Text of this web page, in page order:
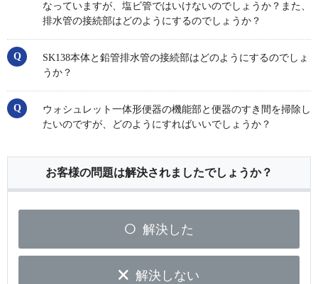
なっていますが、塩ビ管ではいけないのでしょうか？また、
排水管の接続部はどのようにするのでしょうか？
SK138本体と鉛管排水管の接続部はどのようにするのでしょ
うか？
ウォシュレット一体形便器の機能部と便器のすき間を掃除し
たいのですが、どのようにすればいいでしょうか？
お客様の問題は解決されましたでしょうか？
解決した
解決しない